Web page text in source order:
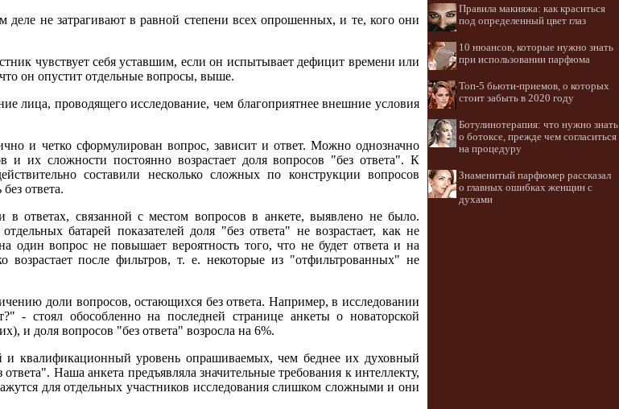
не затрагивают в равной степени всех опрошенных, и те, кого они
чувствует себя уставшим, если он испытывает дефицит времени или
он опустит отдельные вопросы, выше.
лица, проводящего исследование, чем благоприятнее внешние условия
и четко сформулирован вопрос, зависит и ответ. Можно однозначно
и их сложности постоянно возрастает доля вопросов "без ответа". К
составили несколько сложных по конструкции вопросов
ответа.
в ответах, связанной с местом вопросов в анкете, выявлено не было.
батарей показателей доля "без ответа" не возрастает, как не
один вопрос не повышает вероятность того, что не будет ответа и на
после фильтров, т. е. некоторые из "отфильтрованных" не
доли вопросов, остающихся без ответа. Например, в исследовании
стоял обособленно на последней странице анкеты о новаторской
и доля вопросов "без ответа" возросла на 6%.
и квалификационный уровень опрашиваемых, чем беднее их духовный
Наша анкета предъявляла значительные требования к интеллекту,
для отдельных участников исследования слишком сложными и они
Правила макияжа: как краситься
под определенный цвет глаз
10 нюансов, которые нужно знать
при использовании парфюма
Топ-5 бьюти-приемов, о которых
стоит забыть в 2020 году
Ботулинотерапия: что нужно знать
о ботоксе, прежде чем согласиться
на процедуру
Знаменитый парфюмер рассказал
о главных ошибках женщин с
духами